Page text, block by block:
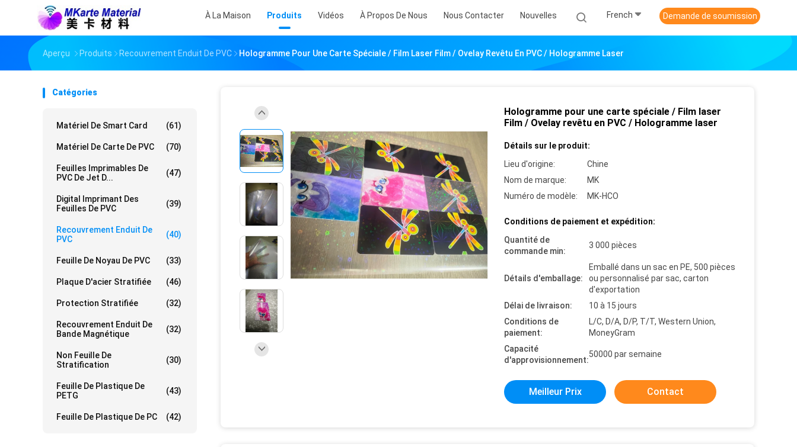
À La Maison Produits Vidéos À Propos De Nous Nous Contacter Nouvelles French Demande de soumission
Aperçu Produits Recouvrement Enduit De PVC Hologramme Pour Une Carte Spéciale / Film Laser Film / Ovelay Revêtu En PVC / Hologramme Laser
Catégories
Matériel De Smart Card (61)
Matériel De Carte De PVC (70)
Feuilles Imprimables De
PVC De Jet D...
(47)
Digital Imprimant Des
Feuilles De PVC
(39)
Recouvrement Enduit De
PVC
(40)
Feuille De Noyau De PVC (33)
Plaque D'acier Stratifiée (46)
Protection Stratifiée (32)
Recouvrement Enduit De
Bande Magnétique
(32)
Non Feuille De
Stratification
(30)
Feuille De Plastique De
PETG
(43)
Feuille De Plastique De PC (42)
Hologramme pour une carte spéciale / Film laser
Film / Ovelay revêtu en PVC / Hologramme laser
Détails sur le produit:
Lieu d'origine:
Chine
Nom de marque:
MK
Numéro de modèle:
MK-HCO
Conditions de paiement et expédition:
Quantité de
commande min:
3 000 pièces
Détails d'emballage:
Emballé dans un sac en PE, 500 pièces
ou personnalisé par sac, carton
d'exportation
Délai de livraison:
10 à 15 jours
Conditions de
paiement:
L/C, D/A, D/P, T/T, Western Union,
MoneyGram
Capacité
d'approvisionnement:
50000 par semaine
Meilleur Prix Contact